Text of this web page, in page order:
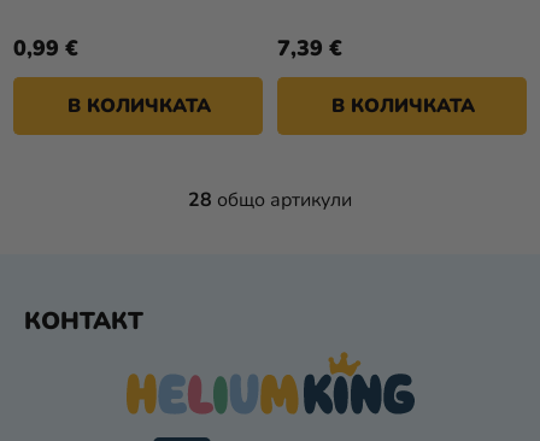
0,99 €
В КОЛИЧКАТА
7,39 €
В КОЛИЧКАТА
К
Л
Н
И
28 общо артикули
КОНТАКТ